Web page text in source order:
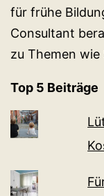
für frühe
Consultant
zu Themen
Top 5 Beiträge